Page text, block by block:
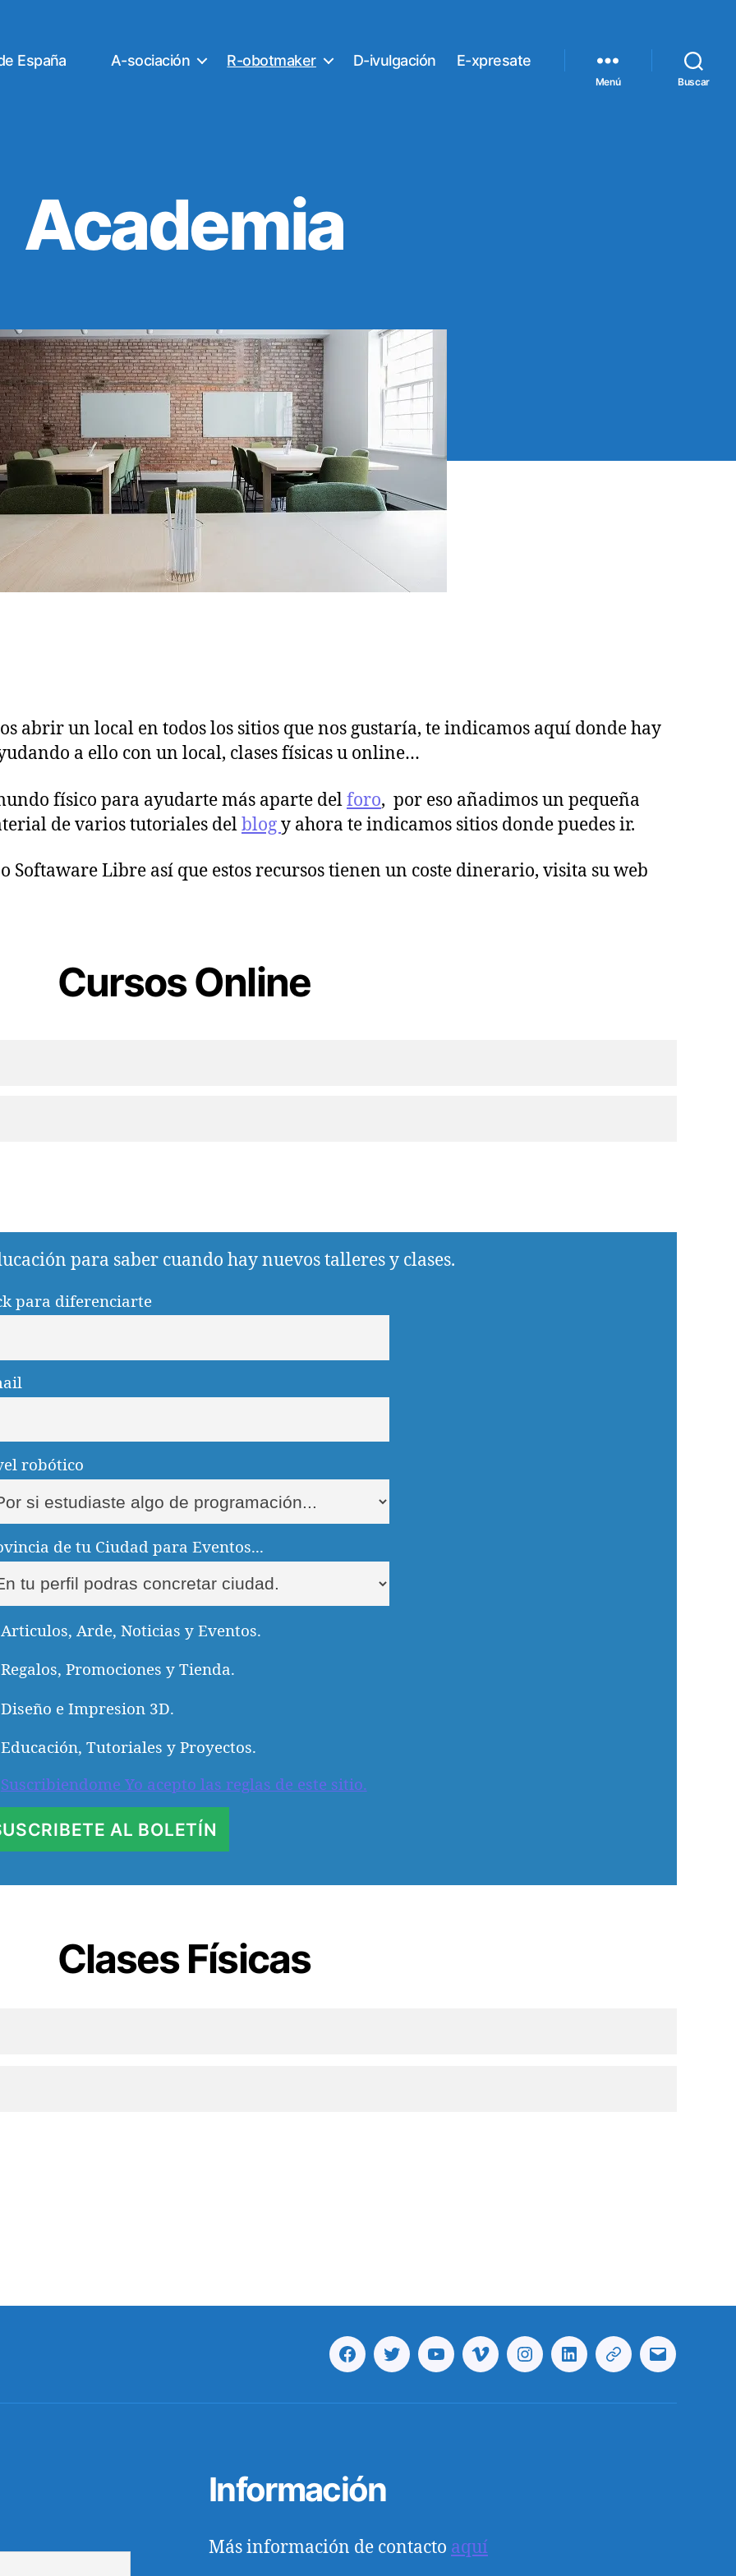
España A-sociación R-obotmaker D-ivulgación E-xpresate
Menú Buscar
Academia
abrir un local en todos los sitios que nos gustaría, te indicamos aquí donde hay
a ello con un local, clases físicas u online…
físico para ayudarte más aparte delforo, por eso añadimos un pequeña
de varios tutoriales delblogy ahora te indicamos sitios donde puedes ir.
Libre así que estos recursos tienen un coste dinerario, visita su web
Cursos Online
para saber cuando hay nuevos talleres y clases.
para diferenciarte
robótico
de tu Ciudad para Eventos...
Arde, Noticias y Eventos.
Promociones y Tienda.
e Impresion 3D.
Tutoriales y Proyectos.
Suscribiendome Yo acepto las reglas de este sitio.
Clases Físicas
FacebookTwitterYoutubeVimeoInstagramLinkedinTelegramCorreo
Información
Más información de contacto aquí